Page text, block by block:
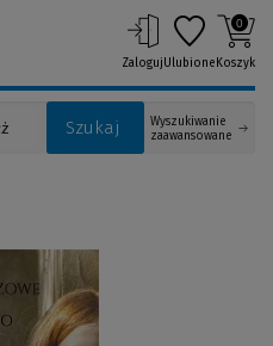
Szukaj
Wyszukiwanie
zaawansowane
ZalogujUlubione
0
Koszyk